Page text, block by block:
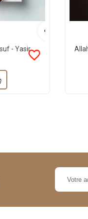
Les leçons de la sourate Yusuf - Yasir Qadhi - MuslimCity
favorite_border